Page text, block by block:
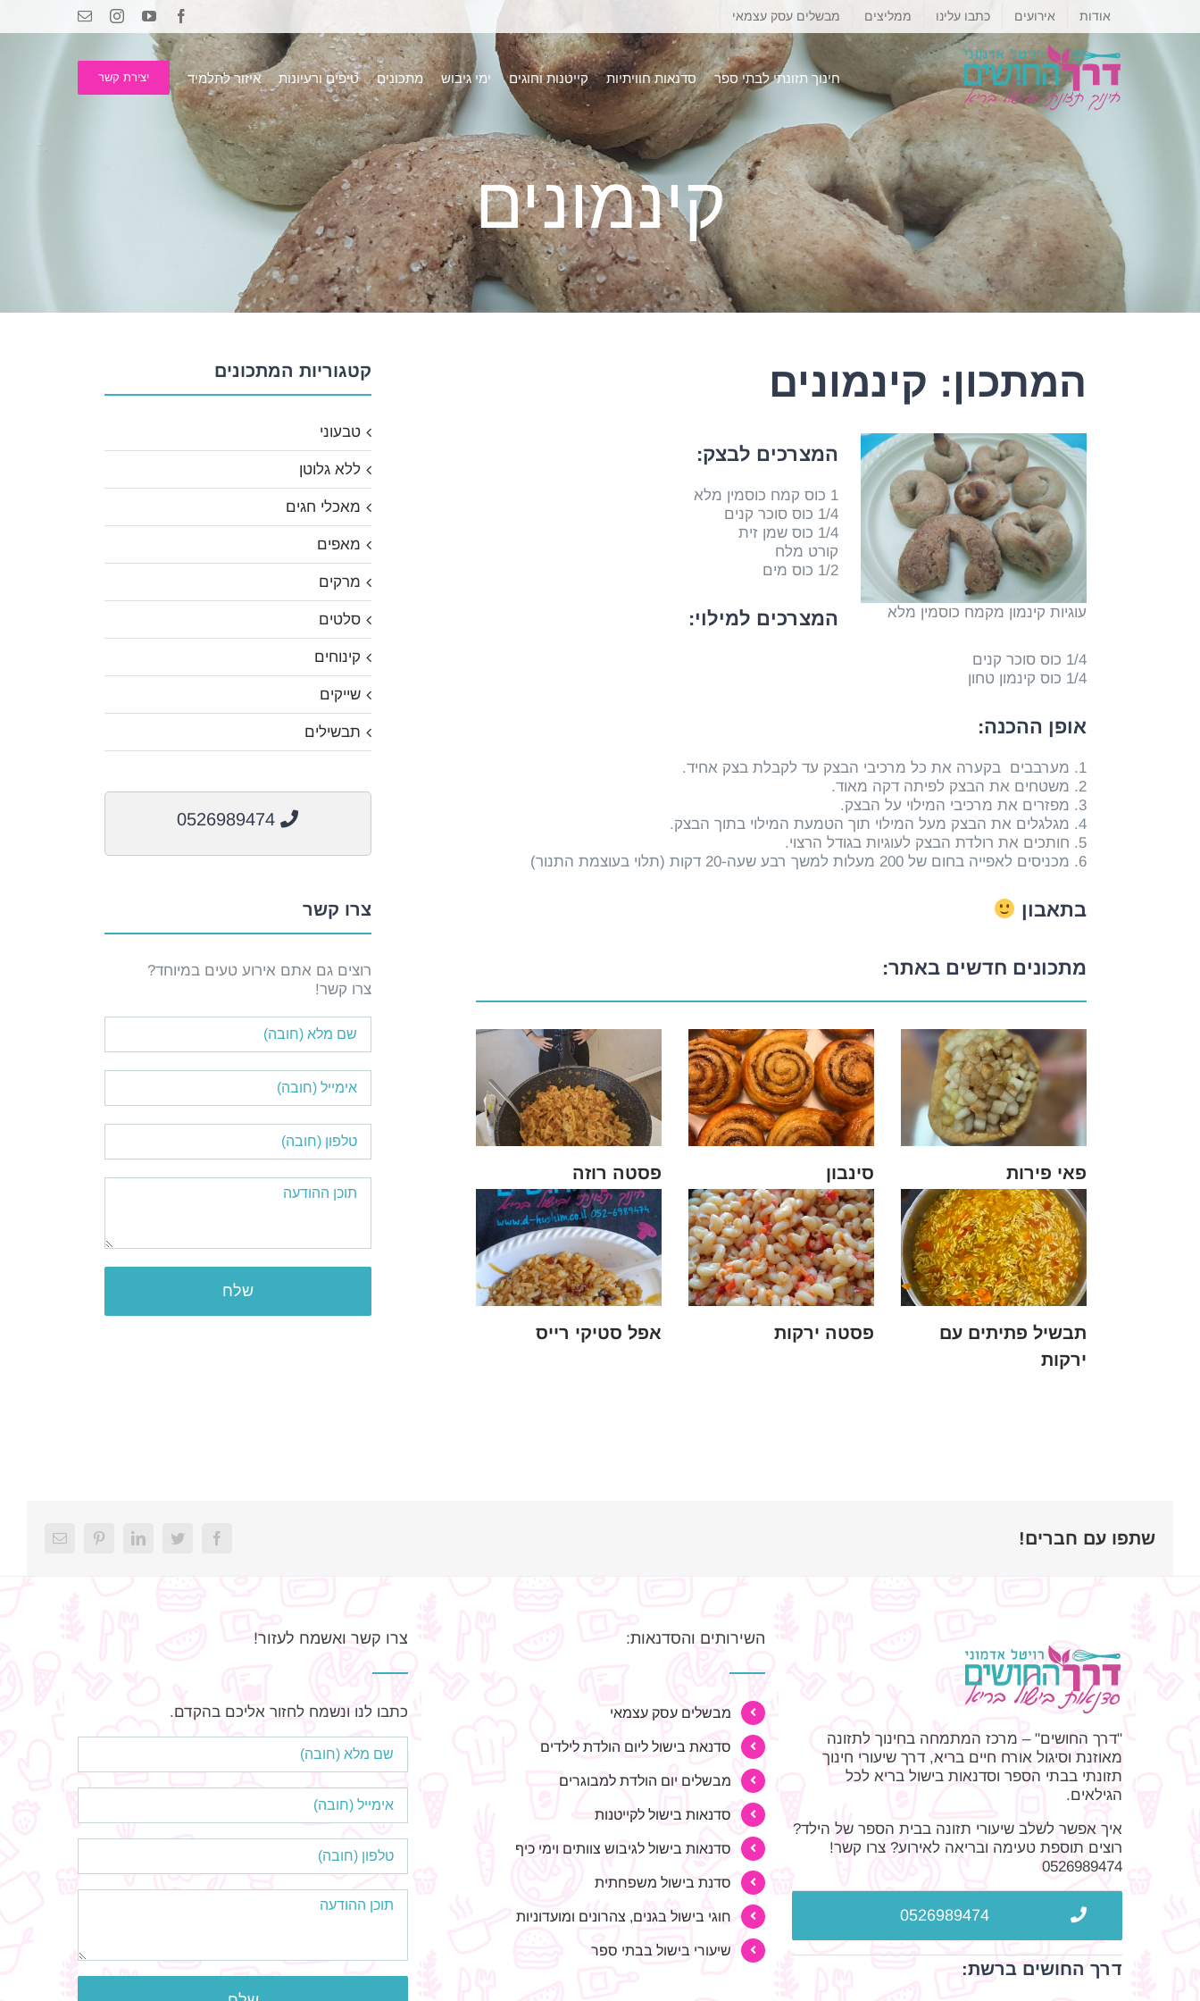
אודות אירועים כתבו עלינו ממליצים מבשלים עסק עצמאי Facebook
YouTube
Instagram
Email
חינוך תזונתי לבתי ספר סדנאות חוויתיות קייטנות וחוגים ימי גיבוש מתכונים טיפים ורעיונות איזור לתלמיד יצירת קשר
קינמונים
המתכון: קינמונים
עוגיות קינמון מקמח כוסמין מלא
המצרכים לבצק:
1 כוס קמח כוסמין מלא
1/4 כוס סוכר קנים
1/4 כוס שמן זית
קורט מלח
1/2 כוס מים
המצרכים למילוי:
1/4 כוס סוכר קנים
1/4 כוס קינמון טחון
אופן ההכנה:
1. מערבבים בקערה את כל מרכיבי הבצק עד לקבלת בצק אחיד.
2. משטחים את הבצק לפיתה דקה מאוד.
3. מפזרים את מרכיבי המילוי על הבצק.
4. מגלגלים את הבצק מעל המילוי תוך הטמעת המילוי בתוך הבצק.
5. חותכים את רולדת הבצק לעוגיות בגודל הרצוי.
6. מכניסים לאפייה בחום של 200 מעלות למשך רבע שעה-20 דקות (תלוי בעוצמת התנור)
בתאבון
מתכונים חדשים באתר:
פאי פירות סינבון פסטה רוזה
תבשיל פתיתים עם
ירקות
פסטה ירקות אפל סטיקי רייס
קטגוריות המתכונים
טבעוני
ללא גלוטן
מאכלי חגים
מאפים
מרקים
סלטים
קינוחים
שייקים
תבשילים
0526989474
צרו קשר
רוצים גם אתם אירוע טעים במיוחד?
צרו קשר!
שתפו עם חברים! Facebook
Twitter
LinkedIn
Pinterest
Email
"דרך החושים" – מרכז המתמחה בחינוך לתזונה
מאוזנת וסיגול אורח חיים בריא, דרך שיעורי חינוך
תזונתי בבתי הספר וסדנאות בישול בריא לכל
הגילאים.
איך אפשר לשלב שיעורי תזונה בבית הספר של הילד?
רוצים תוספת טעימה ובריאה לאירוע? צרו קשר!
0526989474
0526989474
דרך החושים ברשת:
השירותים והסדנאות:
מבשלים עסק עצמאי
סדנאת בישול ליום הולדת לילדים
מבשלים יום הולדת למבוגרים
סדנאות בישול לקייטנות
סדנאות בישול לגיבוש צוותים וימי כיף
סדנת בישול משפחתית
חוגי בישול בגנים, צהרונים ומועדוניות
שיעורי בישול בבתי ספר
צרו קשר ואשמח לעזור!
כתבו לנו ונשמח לחזור אליכם בהקדם.